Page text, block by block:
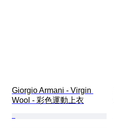
Giorgio Armani - Virgin
Wool - 彩色運動上衣